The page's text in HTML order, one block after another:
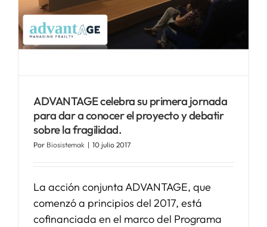
ADVANTAGE celebra su primera jornada
para dar a conocer el proyecto y debatir
sobre la fragilidad.
Por Biosistemak | 10 julio 2017
La acción conjunta ADVANTAGE, que
comenzó a principios del 2017, está
cofinanciada en el marco del Programa